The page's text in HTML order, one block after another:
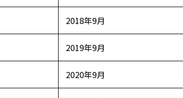
2018年9月
2019年9月
2020年9月